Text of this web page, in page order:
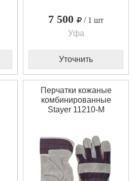
7 500
/ 1 шт
Уфа
Уточнить
Перчатки кожаные
комбинированные
Stayer 11210-M